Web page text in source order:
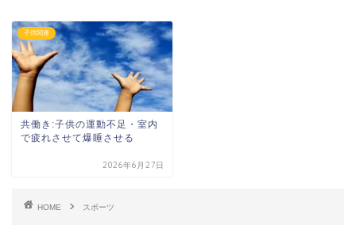
子供関連
共働き:子供の運動不足・室内
で疲れさせて爆睡させる
2026年6月27日
HOME スポーツ